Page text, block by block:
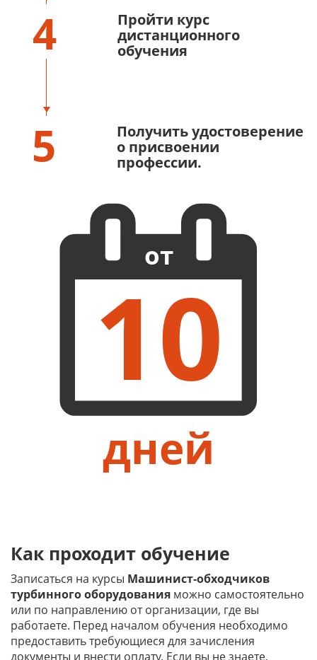
4
Пройти курс
дистанционного
обучения
5
Получить удостоверение
о присвоении
профессии.
от
10
дней
Как проходит обучение
Записаться на курсы Машинист-обходчиков
турбинного оборудования можно самостоятельно
или по направлению от организации, где вы
работаете. Перед началом обучения необходимо
предоставить требующиеся для зачисления
документы и внести оплату. Если вы не знаете,